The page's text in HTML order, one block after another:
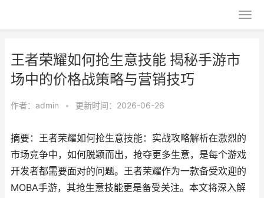
王者荣耀如何抢生意技能 揭秘手游市
场中的价格战策略与营销技巧
作者： admin • 更新时间：2026-06-26
摘要：王者荣耀如何抢生意技能：实战攻略解析在激烈的
市场竞争中，如何脱颖而出，抢夺更多生意，是每个游戏
开发者都需要面对的问题。王者荣耀作为一款备受欢迎的
MOBA手游，其抢生意技能更是备受关注。本文将深入解